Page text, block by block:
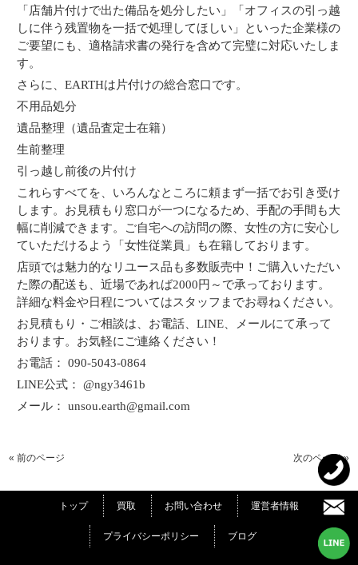
「店舗片付けで出た備品を処分したい」「オフィスの引っ越
しに伴う残置物を一括で処理してほしい」といった企業様の
ご要望にも、適格請求書の発行を含めて完璧に対応いたしま
す。
さらに、EARTHは片付けの総合窓口です。
不用品処分
遺品整理（遺品査定士在籍）
生前整理
引っ越し前後の片付け
これらすべてを、いろんなところに頼まず一括でお引き受け
します。お見積もり窓口が一つになるため、手配の手間も大
幅に削減できます。ご自宅への訪問の際、女性の方に安心し
ていただけるよう「女性従業員」も在籍しております。
店頭では魅力的なリユース品も多数販売中！ご購入いただい
た際の配送も、近場であれば2000円～で承っております。
詳細な料金や日程についてはスタッフまでお尋ねください。
お見積もり・ご相談は、お電話、LINE、メールにて承って
おります。お気軽にご連絡ください！
お電話： 090-5043-0864
LINE公式： @ngy3461b
メール： unsou.earth@gmail.com
« 前のページ 次のページ »
トップ 買取 お問い合わせ 運営者情報
プライバシーポリシー ブログ